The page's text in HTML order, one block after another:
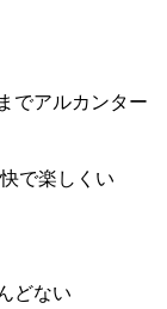
でアルカンター
で楽しくい
どない